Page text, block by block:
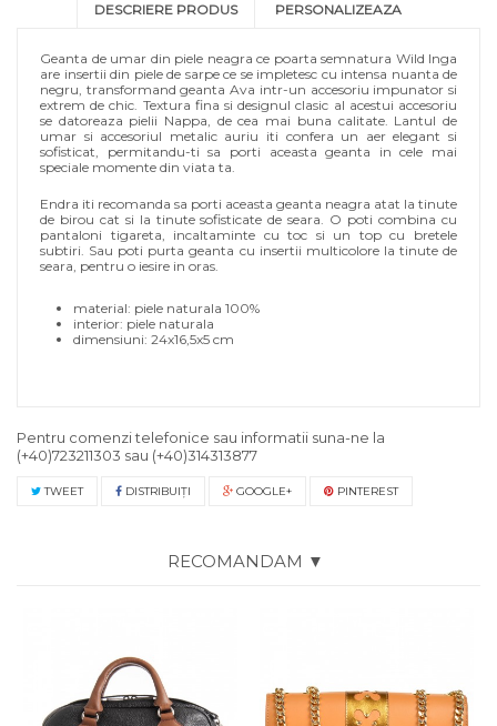
DESCRIERE PRODUS PERSONALIZEAZA
Geanta de umar din piele neagra ce poarta semnatura Wild Inga
are insertii din piele de sarpe ce se impletesc cu intensa nuanta de
negru, transformand geanta Ava intr-un accesoriu impunator si
extrem de chic. Textura fina si designul clasic al acestui accesoriu
se datoreaza pielii Nappa, de cea mai buna calitate. Lantul de
umar si accesoriul metalic auriu iti confera un aer elegant si
sofisticat, permitandu-ti sa porti aceasta geanta in cele mai
speciale momente din viata ta.
Endra iti recomanda sa porti aceasta geanta neagra atat la tinute
de birou cat si la tinute sofisticate de seara. O poti combina cu
pantaloni tigareta, incaltaminte cu toc si un top cu bretele
subtiri. Sau poti purta geanta cu insertii multicolore la tinute de
seara, pentru o iesire in oras.
material: piele naturala 100%
interior: piele naturala
dimensiuni: 24x16,5x5 cm
Pentru comenzi telefonice sau informatii suna-ne la
(+40)723211303 sau (+40)314313877
TWEET DISTRIBUIŢI GOOGLE+ PINTEREST
RECOMANDAM ▼